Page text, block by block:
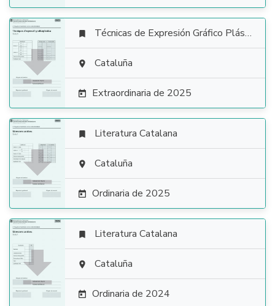

 Técnicas de Expresión Gráfico Plástica
 Cataluña
 Extraordinaria de 2025

 Literatura Catalana
 Cataluña
 Ordinaria de 2025

 Literatura Catalana
 Cataluña
 Ordinaria de 2024